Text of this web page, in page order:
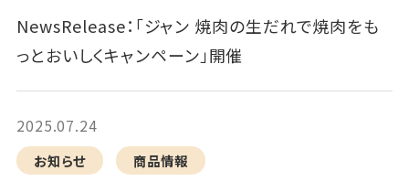
NewsRelease：「ジャン 焼肉の生だれで焼肉をも
っとおいしくキャンペーン」開催
2025.07.24
お知らせ 商品情報